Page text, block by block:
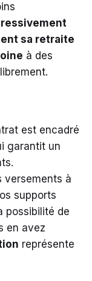
sa retraite
à des
est encadré
garantit un
versements à
supports
possibilité de
en avez
représente